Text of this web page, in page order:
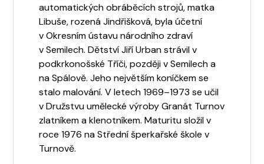
automatických obráběcích strojů, matka
Libuše, rozená Jindřišková, byla účetní
v Okresním ústavu národního zdraví
v Semilech. Dětství Jiří Urban strávil v
podkrkonošské Tříči, později v Semilech a
na Spálově. Jeho největším koníčkem se
stalo malování. V letech 1969–1973 se učil
v Družstvu umělecké výroby Granát Turnov
zlatníkem a klenotníkem. Maturitu složil v
roce 1976 na Střední šperkařské škole v
Turnově.